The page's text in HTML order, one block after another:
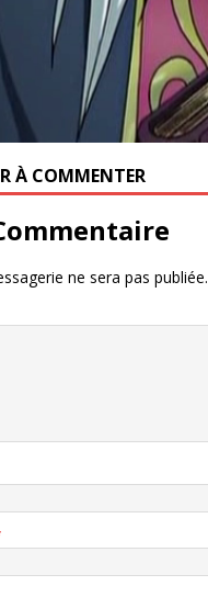
À COMMENTER
ne sera pas publiée.